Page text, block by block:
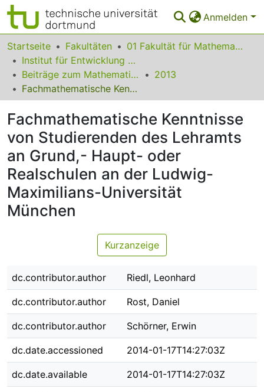
Anmelden
Bereiche & Sammlungen
Das gesamte Repositorium
Statistiken
FAQ
Leitlinien
Zurück zur Startseite
Startseite Fakultäten
01 Fakultät für Mathematik
Institut für Entwicklung und Erforschung des Mathematikunterrichts
Beiträge zum Mathematikunterricht
2013
Fachmathematische Kenntnisse von Studierenden des Lehramts an Grund,- Haupt- oder Realschulen an der Ludwig-Maximilians-Universität München
Fachmathematische Kenntnisse
von Studierenden des Lehramts
an Grund,- Haupt- oder
Realschulen an der Ludwig-
Maximilians-Universität
München
Kurzanzeige
dc.contributor.author Riedl, Leonhard
dc.contributor.author Rost, Daniel
dc.contributor.author Schörner, Erwin
dc.date.accessioned 2014-01-17T14:27:03Z
dc.date.available 2014-01-17T14:27:03Z